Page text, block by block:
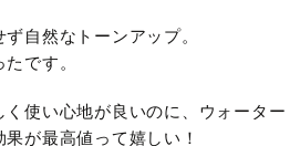
自然なトーンアップ。
です。
使い心地が良いのに、ウォーター
が最高値って嬉しい！